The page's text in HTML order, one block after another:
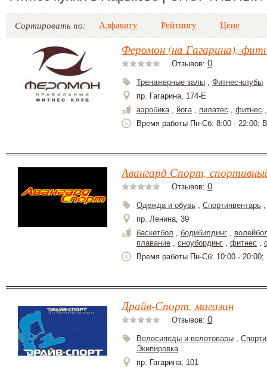
Сортировать по: Алфавиту Рейтингу Цене
Феромон (на Гагарина),
Отзывов: 0
Тренажерные залы , Фитнес-клубы
пр. Гагарина, 174-Е
аэробика, йога, пилатес , фитнес
Время работы Пн-Сб: 8:00 - 22:00;
Авангард Спорт,
Отзывов: 0
Одежда и обувь , Спортинвентарь
пр. Ленина, 39
баскетбол , бодибилдинг ,
плавание , сноубординг , фитнес ,
Время работы Пн-Сб: 10:00 - 20:00;
Драйв-Спорт, магазин
Отзывов: 0
Велосипеды и велотовары ,
Экипировка
пр. Гагарина, 101